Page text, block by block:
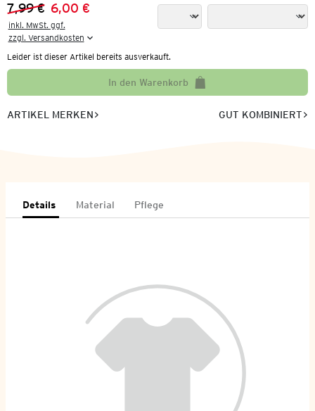
Vorheriger Preis:
7,99 €
Neuer Preis:
6,00 €
inkl. MwSt. ggf.
zzgl. Versandkosten
Leider ist dieser Artikel bereits ausverkauft.
In den Warenkorb
ARTIKEL MERKEN GUT KOMBINIERT
Details Material Pflege